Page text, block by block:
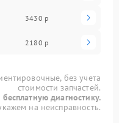
3430 р
2180 р
без учета
стоимости запчастей.
диагностику.
на неисправность.